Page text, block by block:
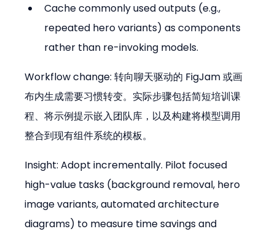
Cache commonly used outputs (e.g.,
repeated hero variants) as components
rather than re-invoking models.
Workflow change: 转向聊天驱动的 FigJam 或画
布内生成需要习惯转变。实际步骤包括简短培训课
程、将示例提示嵌入团队库，以及构建将模型调用
整合到现有组件系统的模板。
Insight: Adopt incrementally. Pilot focused
high-value tasks (background removal, hero
image variants, automated architecture
diagrams) to measure time savings and